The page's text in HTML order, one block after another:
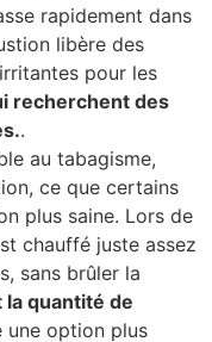
rapidement dans
libère des
pour les
recherchent des
.
au tabagisme,
ce que certains
plus saine. Lors de
chauffé juste assez
sans brûler la
la quantité de
une option plus